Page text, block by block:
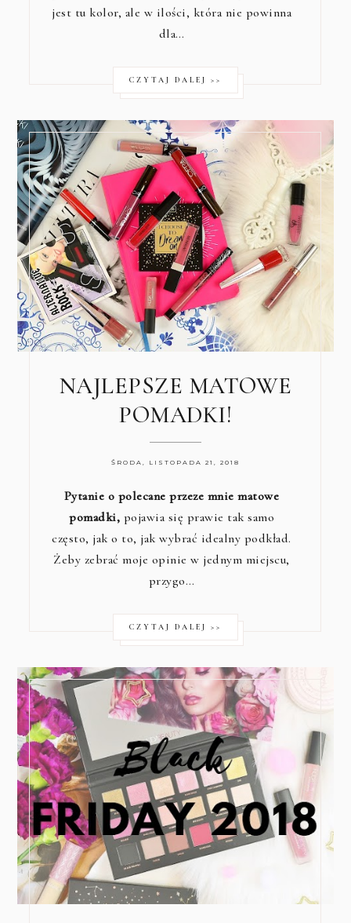
jest tu kolor, ale w ilości, która nie powinna
dla…
CZYTAJ DALEJ >>
NAJLEPSZE MATOWE
POMADKI!
ŚRODA, LISTOPADA 21, 2018
Pytanie o polecane przeze mnie matowe
pomadki, pojawia się prawie tak samo
często, jak o to, jak wybrać idealny podkład.
Żeby zebrać moje opinie w jednym miejscu,
przygo…
CZYTAJ DALEJ >>